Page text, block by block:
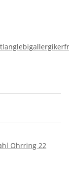
langlebig